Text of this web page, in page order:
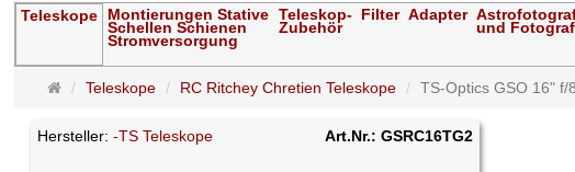
Teleskope Montierungen Stative
Schellen Schienen
Stromversorgung
Teleskop-
Zubehör
Filter Adapter
und
Startseite
Teleskope RC Ritchey Chretien Teleskope TS-Optics GSO 16" f/
Hersteller:-TS Teleskope Art.Nr.: GSRC16TG2